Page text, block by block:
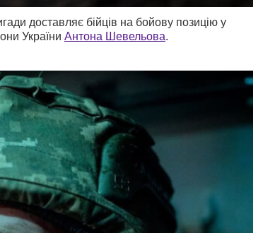
доставляє бійців на бойову позицію у
України Антона Шевельова.